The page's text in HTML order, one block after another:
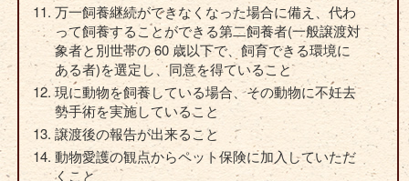
万一飼養継続ができなくなった場合に備え、代わ
って飼養することができる第二飼養者(一般譲渡対
象者と別世帯の 60 歳以下で、飼育できる環境に
ある者)を選定し、同意を得ていること
現に動物を飼養している場合、その動物に不妊去
勢手術を実施していること
譲渡後の報告が出来ること
動物愛護の観点からペット保険に加入していただ
くこと